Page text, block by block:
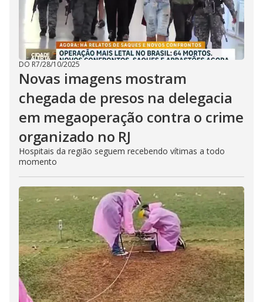
DO R7/28/10/2025
Novas imagens mostram
chegada de presos na delegacia
em megaoperação contra o crime
organizado no RJ
Hospitais da região seguem recebendo vítimas a todo
momento